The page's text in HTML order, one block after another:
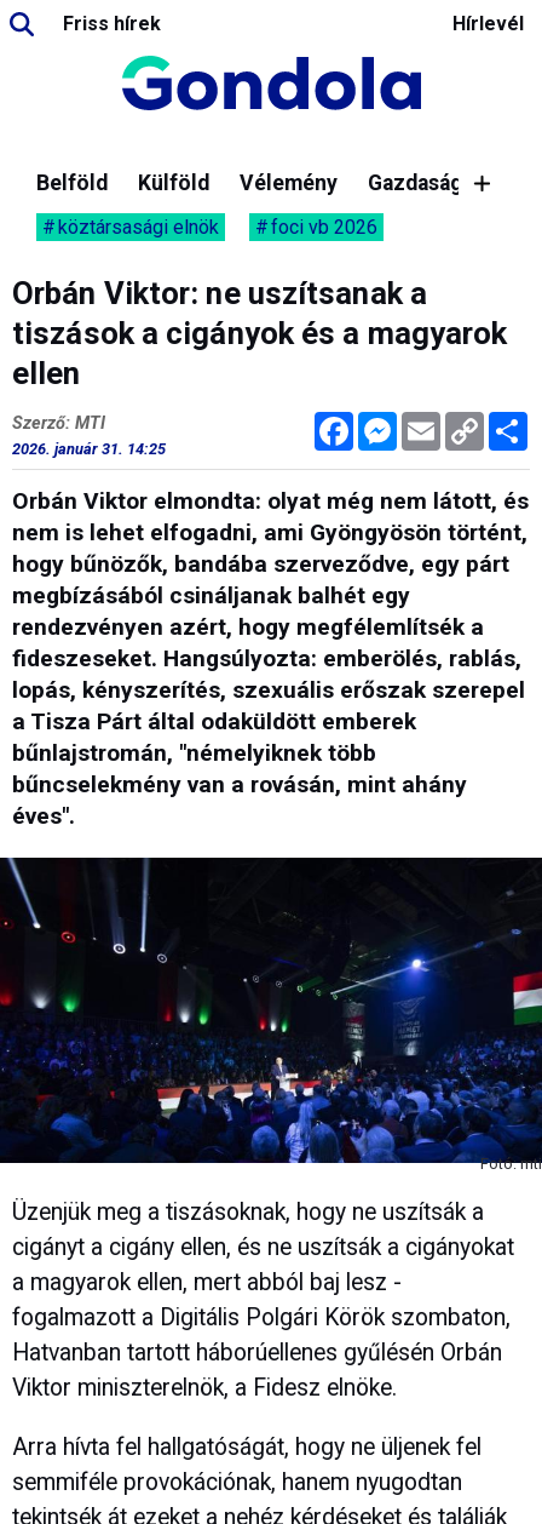
Friss hírek Hírlevél
Belföld Külföld Vélemény Gazdaság
köztársasági elnök foci vb 2026
Orbán Viktor: ne uszítsanak a
tiszások a cigányok és a magyarok
ellen
FacebookMessenger
Email Copy
Link
Szerző: MTI
2026. január 31. 14:25
Orbán Viktor elmondta: olyat még nem látott, és
nem is lehet elfogadni, ami Gyöngyösön történt,
hogy bűnözők, bandába szerveződve, egy párt
megbízásából csináljanak balhét egy
rendezvényen azért, hogy megfélemlítsék a
fideszeseket. Hangsúlyozta: emberölés, rablás,
lopás, kényszerítés, szexuális erőszak szerepel
a Tisza Párt által odaküldött emberek
bűnlajstromán, "némelyiknek több
bűncselekmény van a rovásán, mint ahány
éves".
Fotó: mti
Üzenjük meg a tiszásoknak, hogy ne uszítsák a
cigányt a cigány ellen, és ne uszítsák a cigányokat
a magyarok ellen, mert abból baj lesz -
fogalmazott a Digitális Polgári Körök szombaton,
Hatvanban tartott háborúellenes gyűlésén Orbán
Viktor miniszterelnök, a Fidesz elnöke.
Arra hívta fel hallgatóságát, hogy ne üljenek fel
semmiféle provokációnak, hanem nyugodtan
tekintsék át ezeket a nehéz kérdéseket és találják